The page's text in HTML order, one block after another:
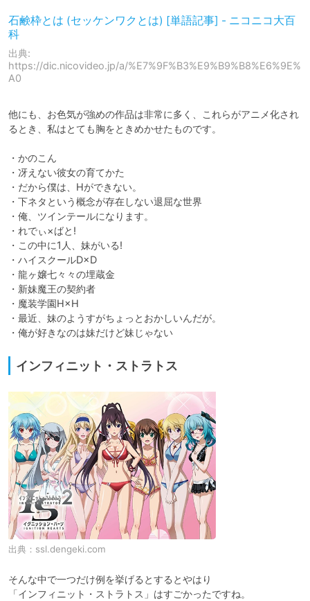
石鹸枠とは (セッケンワクとは) [単語記事] - ニコニコ大百
科
出典:
https://dic.nicovideo.jp/a/%E7%9F%B3%E9%B9%B8%E6%9E%
A0
他にも、お色気が強めの作品は非常に多く、これらがアニメ化され
るとき、私はとても胸をときめかせたものです。
・かのこん
・冴えない彼女の育てかた
・だから僕は、Hができない。
・下ネタという概念が存在しない退屈な世界
・俺、ツインテールになります。
・れでぃ×ばと!
・この中に1人、妹がいる!
・ハイスクールD×D
・龍ヶ嬢七々々の埋蔵金
・新妹魔王の契約者
・魔装学園H×H
・最近、妹のようすがちょっとおかしいんだが。
・俺が好きなのは妹だけど妹じゃない
インフィニット・ストラトス
出典： ssl.dengeki.com
そんな中で一つだけ例を挙げるとするとやはり
「インフィニット・ストラトス」はすごかったですね。